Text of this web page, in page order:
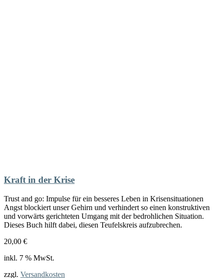
Kraft in der Krise
Trust and go: Impulse für ein besseres Leben in Krisensituationen
Angst blockiert unser Gehirn und verhindert so einen konstruktiven
und vorwärts gerichteten Umgang mit der bedrohlichen Situation.
Dieses Buch hilft dabei, diesen Teufelskreis aufzubrechen.
20,00 €
inkl. 7 % MwSt.
zzgl. Versandkosten